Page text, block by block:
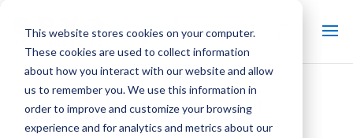
This website stores cookies on your computer.
These cookies are used to collect information
about how you interact with our website and allow
us to remember you. We use this information in
order to improve and customize your browsing
experience and for analytics and metrics about our
ClearSky® Broschüre zur
Abgasreinigung